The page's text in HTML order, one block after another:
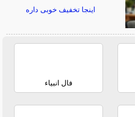
اینجا تخفیف خوبی داره
فال انبیاء